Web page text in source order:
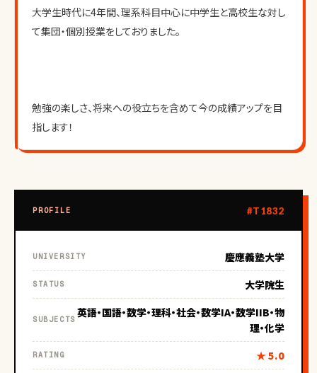
大学生時代に4年間、理系科目中心に中学生と高校生な対し
て集団・個別授業をしておりました。
勉強の楽しさ、将来への役立ちを含めて今の成績アップを目
指します！
PROFILE #T1832
UNIVERSITY 慶應義塾大学
STATUS 大学院生
SUBJECTS
英語・国語・数学・理科・社会・数学IA・数学IIB・物
理・化学
RATING ★ 5.0